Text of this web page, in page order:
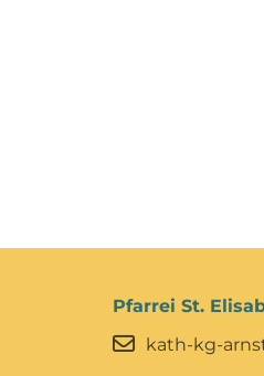
Pfarrei St.
kath-kg-